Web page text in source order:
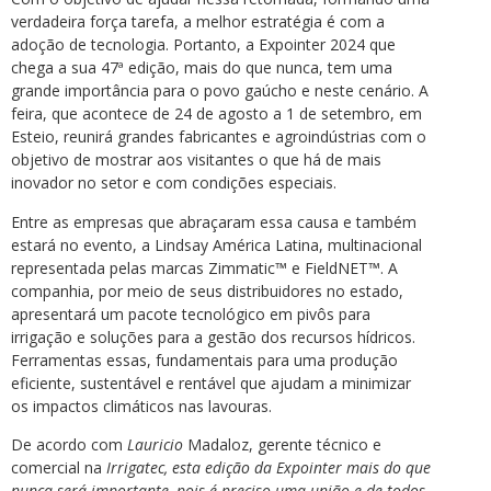
verdadeira força tarefa, a melhor estratégia é com a
adoção de tecnologia. Portanto, a Expointer 2024 que
chega a sua 47ª edição, mais do que nunca, tem uma
grande importância para o povo gaúcho e neste cenário. A
feira, que acontece de 24 de agosto a 1 de setembro, em
Esteio, reunirá grandes fabricantes e agroindústrias com o
objetivo de mostrar aos visitantes o que há de mais
inovador no setor e com condições especiais.
Entre as empresas que abraçaram essa causa e também
estará no evento, a Lindsay América Latina, multinacional
representada pelas marcas Zimmatic™ e FieldNET™. A
companhia, por meio de seus distribuidores no estado,
apresentará um pacote tecnológico em pivôs para
irrigação e soluções para a gestão dos recursos hídricos.
Ferramentas essas, fundamentais para uma produção
eficiente, sustentável e rentável que ajudam a minimizar
os impactos climáticos nas lavouras.
De acordo com Lauricio Madaloz, gerente técnico e
comercial na Irrigatec, esta edição da Expointer mais do que